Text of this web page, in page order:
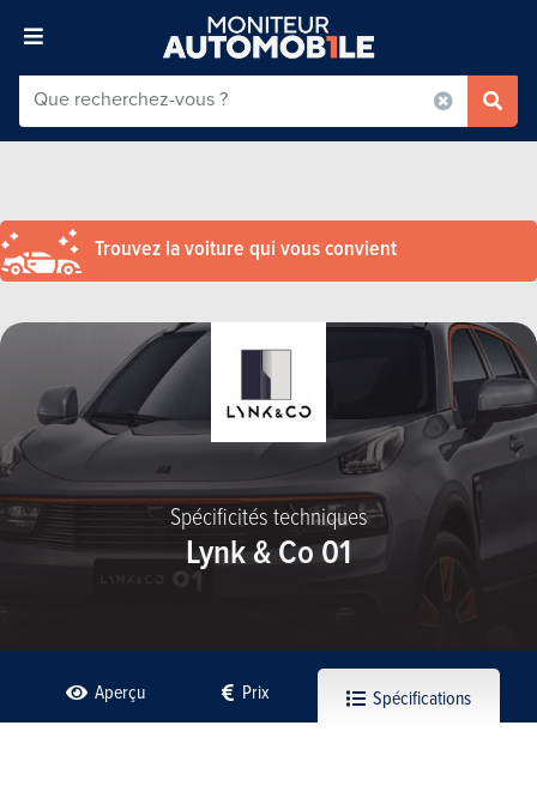
Trouvez la voiture qui vous convient
Spécificités techniques
Lynk & Co 01
Aperçu Prix Spécifications